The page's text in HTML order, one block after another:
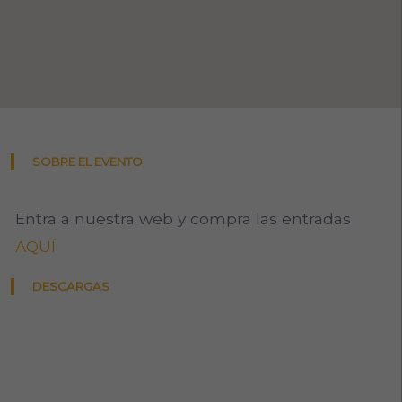
SOBRE EL EVENTO
Entra a nuestra web y compra las entradas
AQUÍ
DESCARGAS